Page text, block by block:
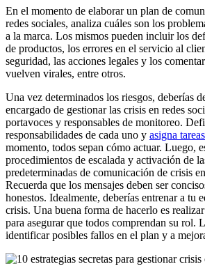
En el momento de elaborar un plan de
redes sociales, analiza cuáles son los
a la marca. Los mismos pueden incluir los
de productos, los errores en el servicio al
seguridad, las acciones legales y los
vuelven virales, entre otros.
Una vez determinados los riesgos, deberías
encargado de gestionar las crisis en redes
portavoces y responsables de monitoreo.
responsabilidades de cada uno y asigna tareas
momento, todos sepan cómo actuar. Luego,
procedimientos de escalada y activación de
predeterminadas de comunicación de crisis
Recuerda que los mensajes deben ser
honestos. Idealmente, deberías entrenar a tu
crisis. Una buena forma de hacerlo es
para asegurar que todos comprendan su rol.
identificar posibles fallos en el plan y a